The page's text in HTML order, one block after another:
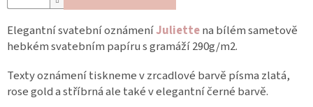
Elegantní svatební oznámeníJuliettena bílém sametově
hebkém svatebním papíru s gramáží 290g/m2.
Texty oznámení tiskneme v zrcadlové barvě písma zlatá,
rose gold a stříbrná ale také v elegantní černé barvě.